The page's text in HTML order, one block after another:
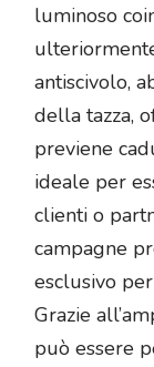
luminoso
antiscivolo,
della tazza,
previene
ideale per
clienti o
campagne
esclusivo
Grazie
può essere